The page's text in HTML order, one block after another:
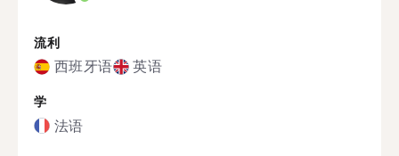
流利
西班牙语 英语
学
法语